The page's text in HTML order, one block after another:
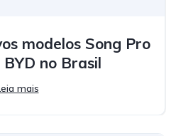
modelos Song Pro
no Brasil
mais